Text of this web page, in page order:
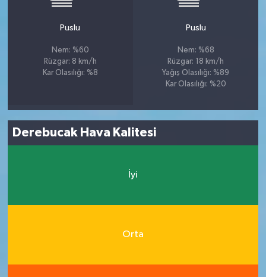
Puslu
Nem: %60
Rüzgar: 8 km/h
Kar Olasılığı: %8
Puslu
Nem: %68
Rüzgar: 18 km/h
Yağış Olasılığı: %89
Kar Olasılığı: %20
Derebucak Hava Kalitesi
İyi
Orta